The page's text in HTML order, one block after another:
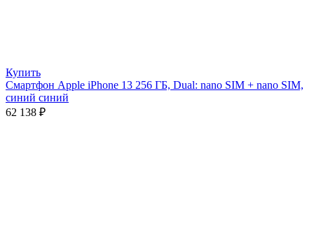
Купить
Смартфон Apple iPhone 13 256 ГБ, Dual: nano SIM + nano SIM,
синий синий
62 138 ₽